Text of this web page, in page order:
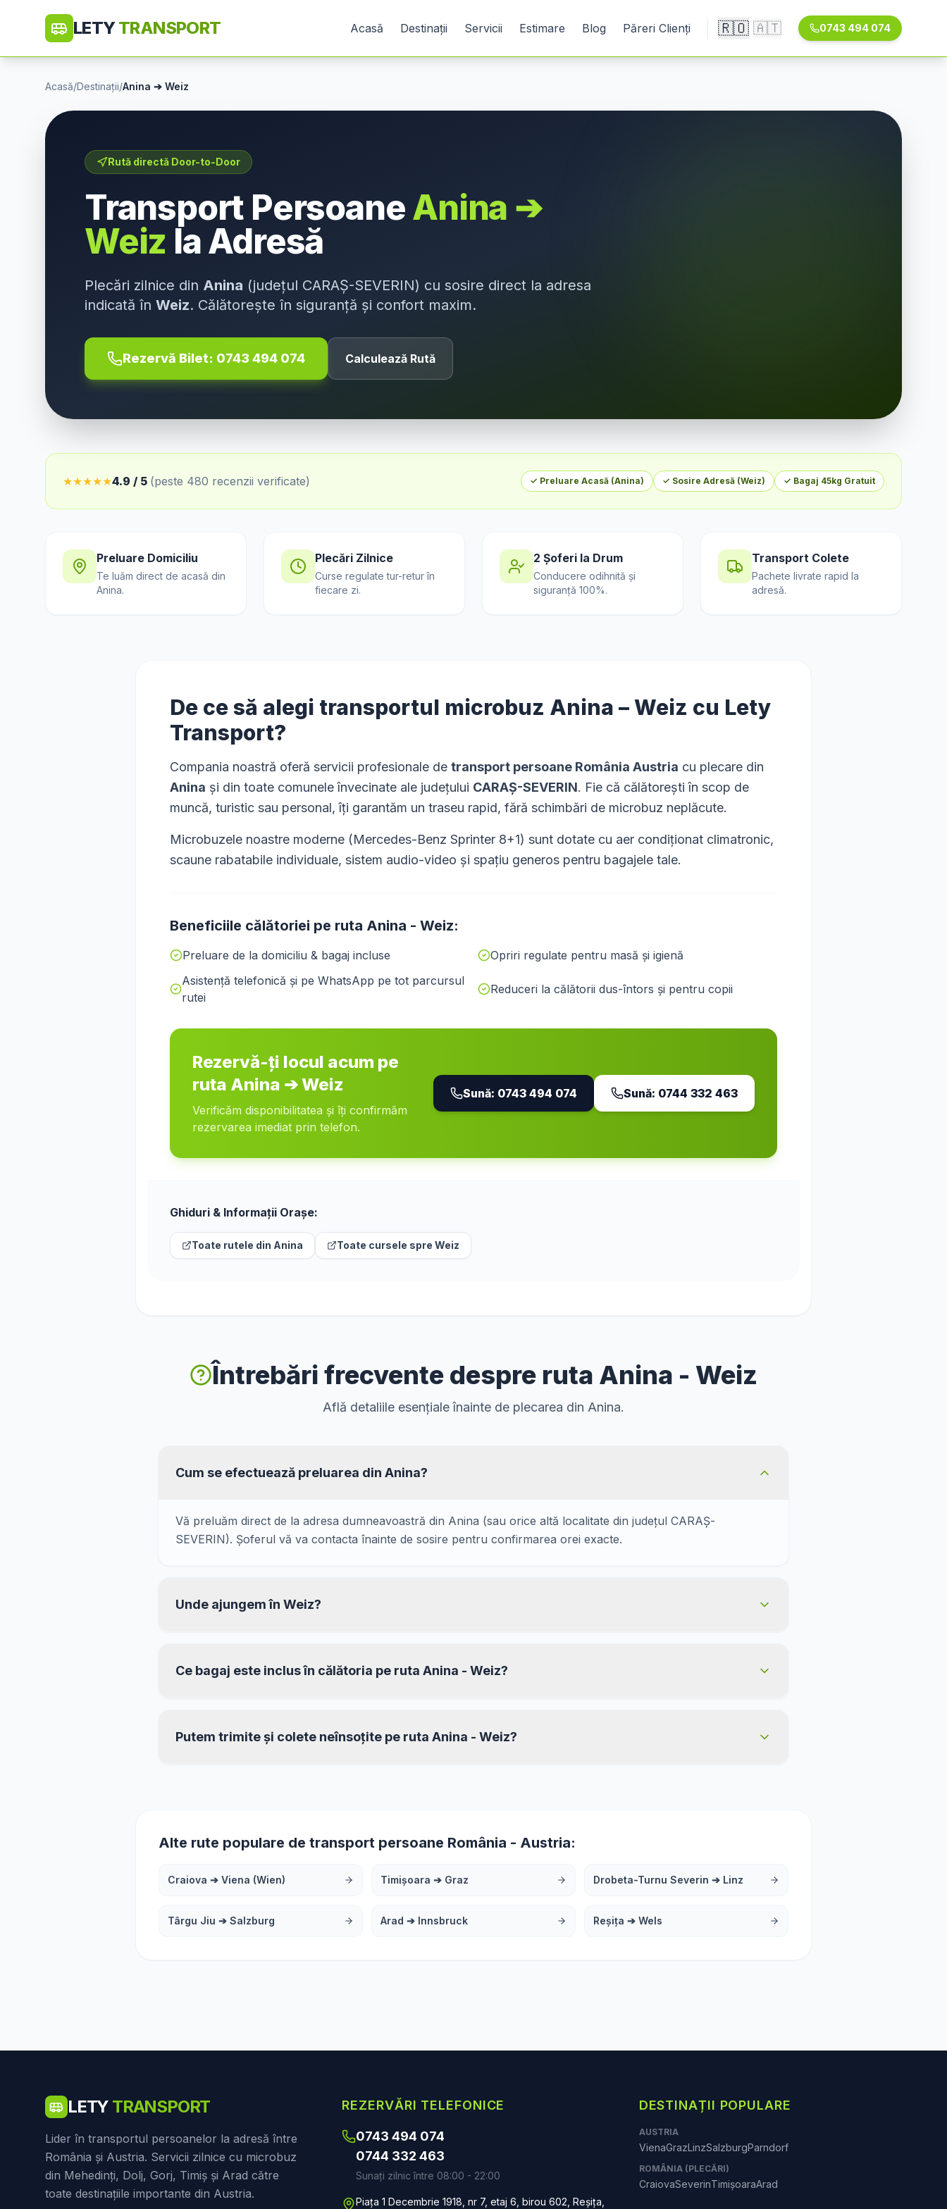
LETYTRANSPORT Acasă Destinații Servicii Estimare Blog Păreri Clienți 🇷🇴 🇦🇹 0743 494 074
Acasă/Destinații/Anina ➔ Weiz
Rută directă Door-to-Door
Transport PersoaneAnina ➔
Weiz la Adresă
Plecări zilnice din Anina (județul CARAȘ-SEVERIN) cu sosire direct la adresa
indicată în Weiz. Călătorește în siguranță și confort maxim.
Rezervă Bilet: 0743 494 074 Calculează Rută
★★★★★4.9 / 5 (peste 480 recenzii verificate) ✓ Preluare Acasă (Anina) ✓ Sosire Adresă (Weiz) ✓ Bagaj 45kg Gratuit
Preluare Domiciliu
Te luăm direct de acasă din
Anina.
Plecări Zilnice
Curse regulate tur-retur în
fiecare zi.
2 Șoferi la Drum
Conducere odihnită și
siguranță 100%.
Transport Colete
Pachete livrate rapid la
adresă.
De ce să alegi transportul microbuz Anina –Weiz cu Lety
Transport?
Compania noastră oferă servicii profesionale de transport persoane România Austria cu plecare din
Anina și din toate comunele învecinate ale județului CARAȘ-SEVERIN. Fie că călătorești în scop de
muncă, turistic sau personal, îți garantăm un traseu rapid, fără schimbări de microbuz neplăcute.
Microbuzele noastre moderne (Mercedes-Benz Sprinter 8+1) sunt dotate cu aer condiționat climatronic,
scaune rabatabile individuale, sistem audio-video și spațiu generos pentru bagajele tale.
Beneficiile călătoriei pe ruta Anina - Weiz:
Preluare de la domiciliu & bagaj incluse
Opriri regulate pentru masă și igienă
Asistență telefonică și pe WhatsApp pe tot parcursul
rutei
Reduceri la călătorii dus-întors și pentru copii
Rezervă-ți locul acum pe
ruta Anina ➔Weiz
Verificăm disponibilitatea și îți confirmăm
rezervarea imediat prin telefon.
Sună: 0743 494 074 Sună: 0744 332 463
Ghiduri & Informații Orașe:
Toate rutele din Anina Toate cursele spre Weiz
Întrebări frecvente despre ruta Anina - Weiz
Află detaliile esențiale înainte de plecarea din Anina.
Cum se efectuează preluarea din Anina?
Vă preluăm direct de la adresa dumneavoastră din Anina (sau orice altă localitate din județul CARAȘ-
SEVERIN). Șoferul vă va contacta înainte de sosire pentru confirmarea orei exacte.
Unde ajungem în Weiz?
Ce bagaj este inclus în călătoria pe ruta Anina - Weiz?
Putem trimite și colete neînsoțite pe ruta Anina - Weiz?
Alte rute populare de transport persoane România - Austria:
Craiova ➔ Viena (Wien) Timișoara ➔ Graz Drobeta-Turnu Severin ➔ Linz
Târgu Jiu ➔ Salzburg Arad ➔ Innsbruck Reșița ➔ Wels
LETY TRANSPORT
Lider în transportul persoanelor la adresă între
România și Austria. Servicii zilnice cu microbuz
din Mehedinți, Dolj, Gorj, Timiș și Arad către
toate destinațiile importante din Austria.
REZERVĂRI TELEFONICE
0743 494 074
0744 332 463
Sunați zilnic între 08:00 - 22:00
Piața 1 Decembrie 1918, nr 7, etaj 6, birou 602, Reșița,
DESTINAȚII POPULARE
AUSTRIA
VienaGrazLinzSalzburgParndorf
ROMÂNIA (PLECĂRI)
CraiovaSeverinTimișoaraArad